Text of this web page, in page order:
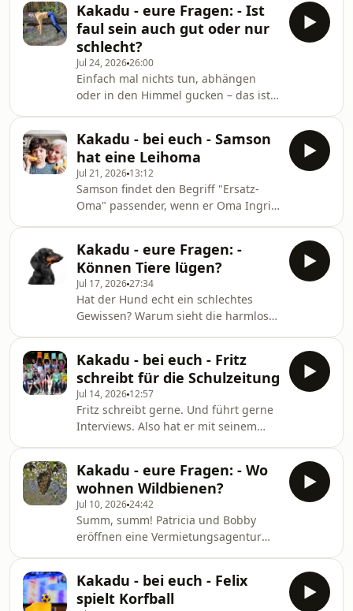
Müll so herumliegt. Mit Fabian.
Kakadu - eure Fragen: - Ist
faul sein auch gut oder nur
schlecht?
Jul 24, 202626:00
Einfach mal nichts tun, abhängen
oder in den Himmel gucken – das ist
faul!" Vpn Patricia Pantel
Kakadu - bei euch - Samson
hat eine Leihoma
Jul 21, 2026 13:12
Samson findet den Begriff "Ersatz-
Oma" passender, wenn er Oma Ingrid
Samsons Familie. Mit Tim.
Kakadu - eure Fragen: -
Können Tiere lügen?
Jul 17, 202627:34
Hat der Hund echt ein schlechtes
Gewissen? Warum sieht die harmlose
Geräusche, als wären sie giftig? Von
Annecke Meyer
Kakadu - bei euch - Fritz
schreibt für die Schulzeitung
Jul 14, 2026 12:57
Fritz schreibt gerne. Und führt gerne
Interviews. Also hat er mit seinem
richtige Arbeit! Mit Patricia.
Kakadu - eure Fragen: - Wo
wohnen Wildbienen?
Jul 10, 202624:42
Summ, summ! Patricia und Bobby
eröffnen eine Vermietungsagentur
– sogar mitten in der Stadt. Von
Nicole Silbermann
Kakadu - bei euch - Felix
spielt Korfball